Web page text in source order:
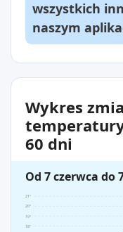
wszystkich
naszym
Wykres
60 dni
Od 7 czerwca do
18°
19°
20°
21°